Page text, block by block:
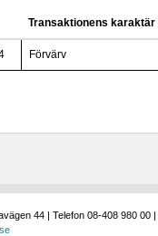
Transaktionens karaktär
Förvärv
44 | Telefon 08-408 980 00 |